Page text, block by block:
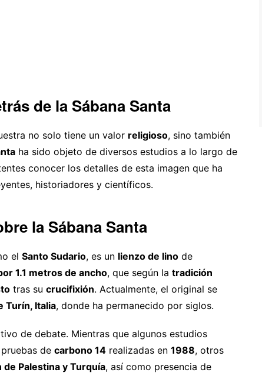
de la Sábana Santa
no solo tiene un valor religioso, sino también
ha sido objeto de diversos estudios a lo largo de
conocer los detalles de esta imagen que ha
historiadores y científicos.
la Sábana Santa
el Santo Sudario, es un lienzo de lino de
1.1 metros de ancho, que según la tradición
tras su crucifixión. Actualmente, el original se
Turín, Italia, donde ha permanecido por siglos.
de debate. Mientras que algunos estudios
de carbono 14 realizadas en 1988, otros
de Palestina y Turquía, así como presencia de